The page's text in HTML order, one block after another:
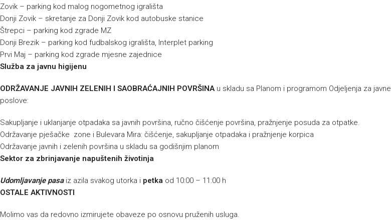
Zovik – parking kod malog nogometnog igrališta
Donji Zovik – skretanje za Donji Zovik kod autobuske stanice
Štrepci – parking kod zgrade MZ
Donji Brezik – parking kod fudbalskog igrališta, Interplet parking
Prvi Maj – parking kod zgrade mjesne zajednice
Služba za javnu higijenu
ODRŽAVANJE JAVNIH ZELENIH I SAOBRAĆAJNIH POVRŠINAu skladu sa Planom i programom Odjeljenja za javne
poslove:
Sakupljanje i uklanjanje otpadaka sa javnih površina, ručno čišćenje površina, pražnjenje posuda za otpatke.
Održavanje pješačke zone i Bulevara Mira: čišćenje, sakupljanje otpadaka i pražnjenje korpica
Održavanje javnih i zelenih površina u skladu sa godišnjim planom
Sektor za zbrinjavanje napuštenih životinja
Udomljavanje pasaiz azila svakog utorka i petka od 10:00 – 11:00 h
OSTALE AKTIVNOSTI
Molimo vas da redovno izmirujete obaveze po osnovu pruženih usluga.